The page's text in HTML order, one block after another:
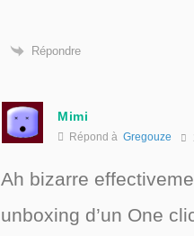
Répondre
Mimi
Répond à Gregouze
Ah bizarre
unboxing d’un One